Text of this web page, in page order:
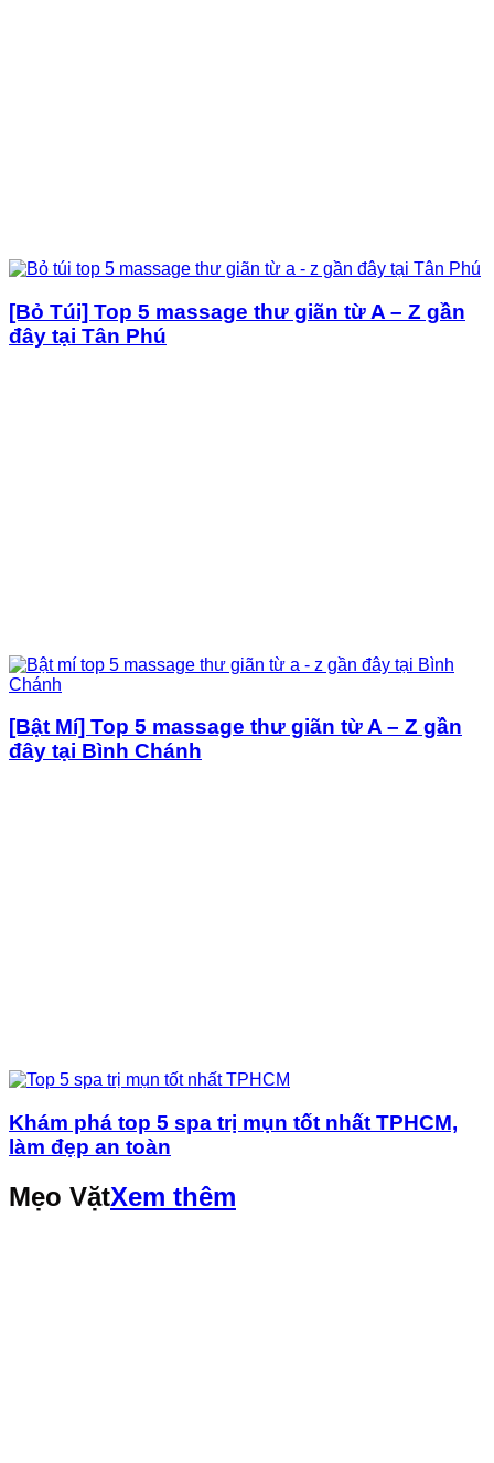
[Bỏ Túi] Top 5 massage thư giãn từ A – Z gần
đây tại Tân Phú
[Bật Mí] Top 5 massage thư giãn từ A – Z gần
đây tại Bình Chánh
Khám phá top 5 spa trị mụn tốt nhất TPHCM,
làm đẹp an toàn
Mẹo VặtXem thêm